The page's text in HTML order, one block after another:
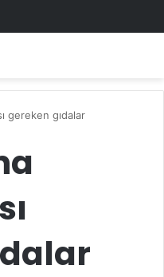
Çözüm Önerileri
gereken gıdalar